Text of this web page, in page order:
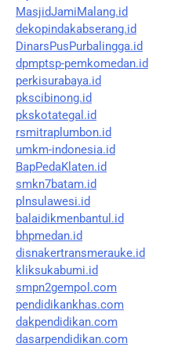
MasjidJamiMalang.id
dekopindakabserang.id
DinarsPusPurbalingga.id
dpmptsp-pemkomedan.id
perkisurabaya.id
pkscibinong.id
pkskotategal.id
rsmitraplumbon.id
umkm-indonesia.id
BapPedaKlaten.id
smkn7batam.id
plnsulawesi.id
balaidikmenbantul.id
bhpmedan.id
disnakertransmerauke.id
kliksukabumi.id
smpn2gempol.com
pendidikankhas.com
dakpendidikan.com
dasarpendidikan.com